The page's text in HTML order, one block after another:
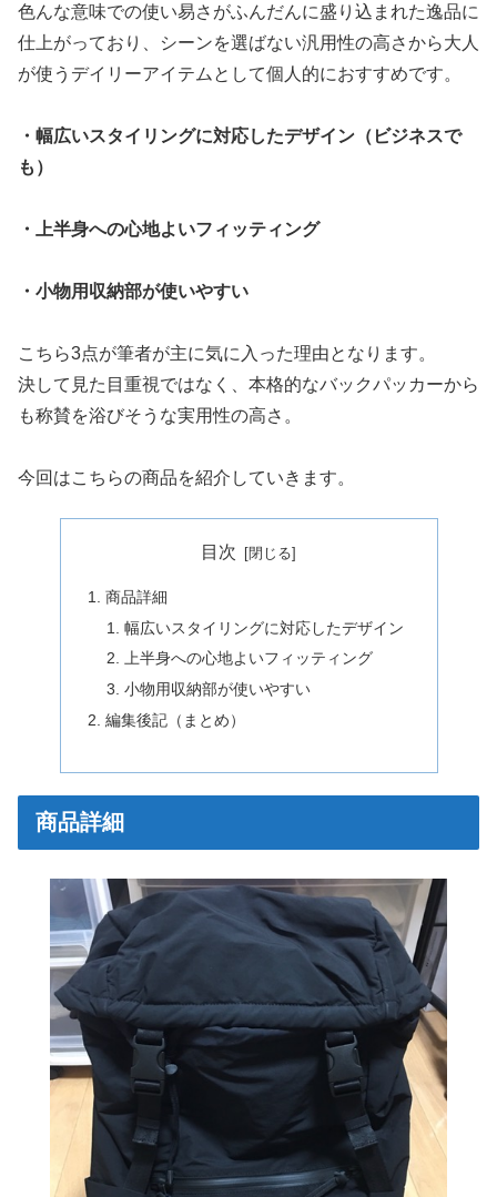
色んな意味での使い易さがふんだんに盛り込まれた逸品に
仕上がっており、シーンを選ばない汎用性の高さから大人
が使うデイリーアイテムとして個人的におすすめです。
・幅広いスタイリングに対応したデザイン（ビジネスで
も）
・上半身への心地よいフィッティング
・小物用収納部が使いやすい
こちら3点が筆者が主に気に入った理由となります。
決して見た目重視ではなく、本格的なバックパッカーから
も称賛を浴びそうな実用性の高さ。
今回はこちらの商品を紹介していきます。
目次
商品詳細
幅広いスタイリングに対応したデザイン
上半身への心地よいフィッティング
小物用収納部が使いやすい
編集後記（まとめ）
商品詳細